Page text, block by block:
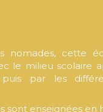
nomades, cette
le milieu scolaire
par les
sont enseignées en